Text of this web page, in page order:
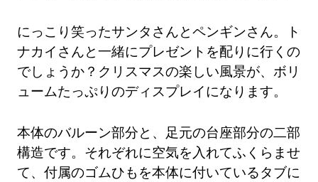
にっこり笑ったサンタさんとペンギンさん。ト
ナカイさんと一緒にプレゼントを配りに行くの
でしょうか？クリスマスの楽しい風景が、ボリ
ュームたっぷりのディスプレイになります。
本体のバルーン部分と、足元の台座部分の二部
構造です。それぞれに空気を入れてふくらませ
て、付属のゴムひもを本体に付いているタブに